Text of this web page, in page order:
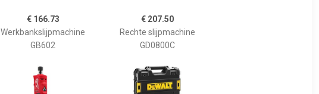
€ 166.73
Werkbankslijpmachine
GB602
€ 207.50
Rechte slijpmachine
GD0800C